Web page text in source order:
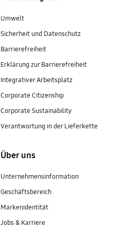
Umwelt
Sicherheit und Datenschutz
Barrierefreiheit
Erklärung zur Barrierefreiheit
Integrativer Arbeitsplatz
Corporate Citizenship
Corporate Sustainability
Verantwortung in der Lieferkette
Über uns
Unternehmensinformation
Geschäftsbereich
Markenidentität
Jobs & Karriere